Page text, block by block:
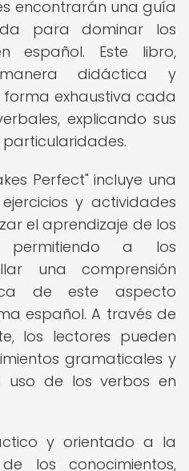
encontrarán una guía
para dominar los
español. Este libro,
didáctica y
exhaustiva cada
explicando sus
particularidades.
Perfect" incluye una
y actividades
el aprendizaje de los
permitiendo a los
una comprensión
de este aspecto
español. A través de
los lectores pueden
gramaticales y
uso de los verbos en
y orientado a la
los conocimientos,